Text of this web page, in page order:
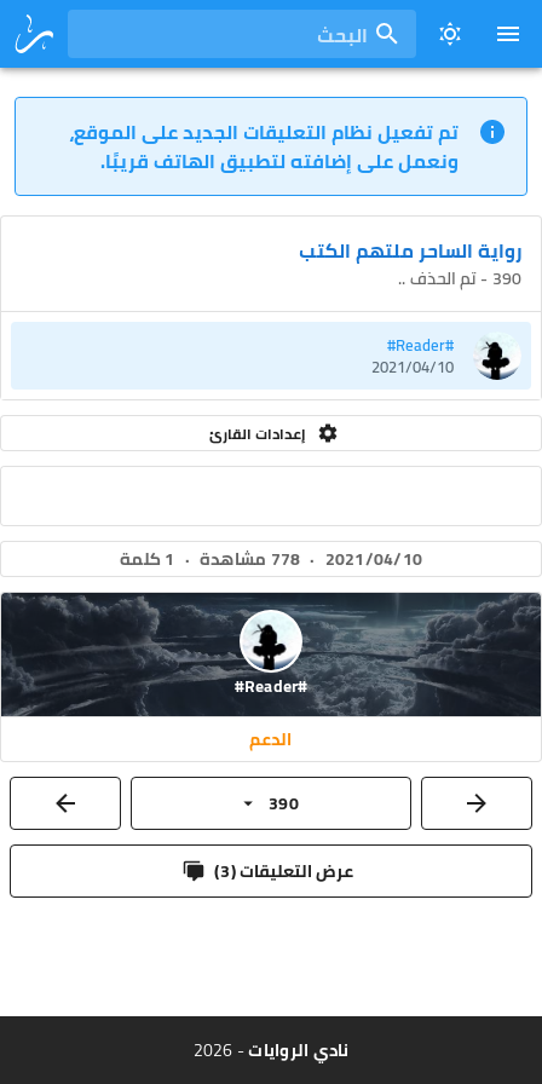
البحث
تم تفعيل نظام التعليقات الجديد على الموقع،
ونعمل على إضافته لتطبيق الهاتف قريبًا.
رواية الساحر ملتهم الكتب
390 - تم الحذف ..
#Reader#
2021/04/10
إعدادات القارئ
2021/04/10
· 778 مشاهدة · 1 كلمة
#Reader#
الدعم
390
عرض التعليقات ( 3
)
نادي الروايات- 2026